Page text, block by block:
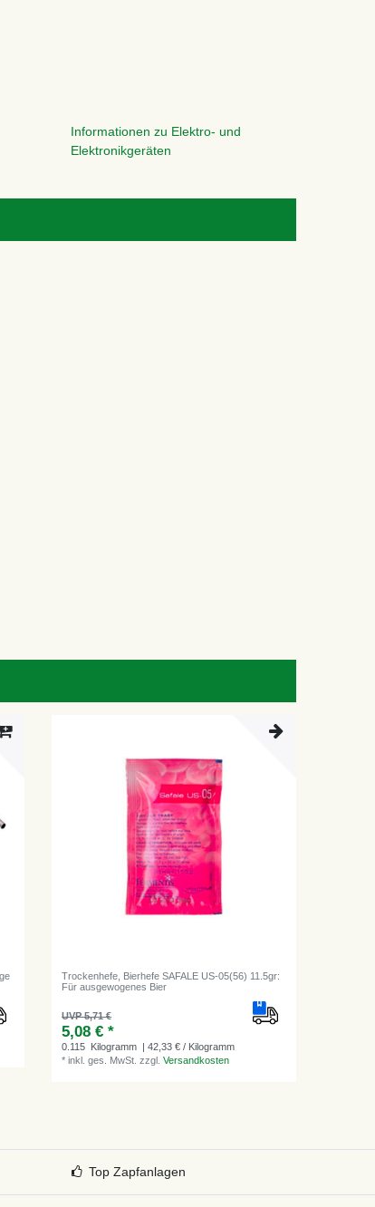
Informationen zu Elektro- und
Elektronikgeräten
Trockenhefe, Bierhefe SAFALE US-05(56) 11.5gr:
Für ausgewogenes Bier
UVP 5,71 €
5,08 € *
0.115 Kilogramm | 42,33 € / Kilogramm
*inkl. ges. MwSt. zzgl.Versandkosten
Top Zapfanlagen